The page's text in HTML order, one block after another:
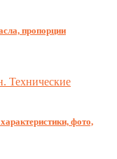
пропорции
фото,